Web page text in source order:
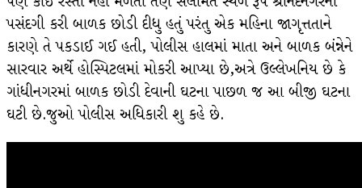
પસંદગી કરી બાળક છોડી દીધુ હતું પરંતુ એક મહિના જાગૃત્તતાને
કારણે તે પકડાઈ ગઈ હતી, પોલીસ હાલમાં માતા અને બાળક બંન્નેને
સારવાર અર્થે હોસ્પિટલમાં મોકરી આપ્યા છે,અત્રે ઉલ્લેખનિય છે કે
ગાંધીનગરમાં બાળક છોડી દેવાની ઘટના પાછળ જ આ બીજી ઘટના
ઘટી છે.જુઓ પોલીસ અધિકારી શુ કહે છે.